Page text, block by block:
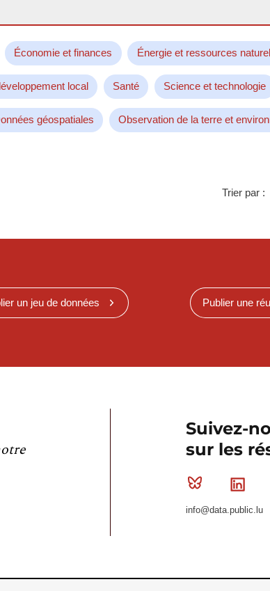
Économie et finances Énergie et ressources
local Santé Science et technologie
géospatiales Observation de la terre et
Trier par :
un jeu de données Publier une
Suivez-
sur les
Bluesky
info@data.public.lu